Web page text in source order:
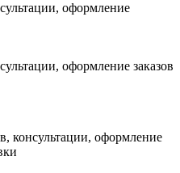
оформление
оформление заказов
консультации, оформление